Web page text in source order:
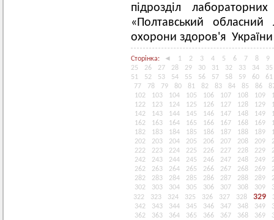
підрозділ
«Полтавський обласний
охорони здоров'я
Сторінка: ◄ 1 2 3 4 5 6 7 8
9
25
26 27 28 29 30 31 32 33 34
35
51
52 53 54 55 56 57 58 59 60
61
77
78 79 80 81 82 83 84 85 86
102
103 104 105 106 107 108 109
122
123 124 125 126 127 128 129
142
143 144 145 146 147 148 149
162
163 164 165 166 167 168 169
182
183 184 185 186 187 188 189
202
203 204 205 206 207 208 209
222
223 224 225 226 227 228 229
242
243 244 245 246 247 248 249
262
263 264 265 266 267 268 269
282
283 284 285 286 287 288 289
302
303 304 305 306 307 308 309
322
323 324 325 326 327 328 329
342
343 344 345 346 347 348 349
362
363 364 365 366 367 368 369